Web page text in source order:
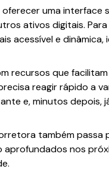
uma interface
ativos digitais.
acessível e
recursos que
reagir rápido a
e, minutos depois,
também passa
nos